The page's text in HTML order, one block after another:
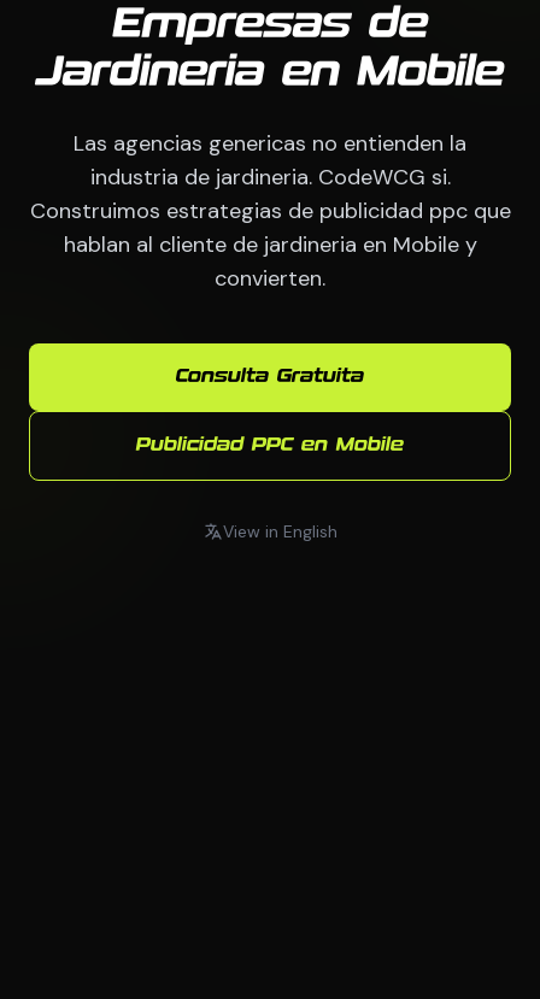
Empresas de
Jardineria en Mobile
Las agencias genericas no entienden la
industria de jardineria. CodeWCG si.
Construimos estrategias de publicidad ppc que
hablan al cliente de jardineria en Mobile y
convierten.
Consulta Gratuita
Publicidad PPC en Mobile
View in English